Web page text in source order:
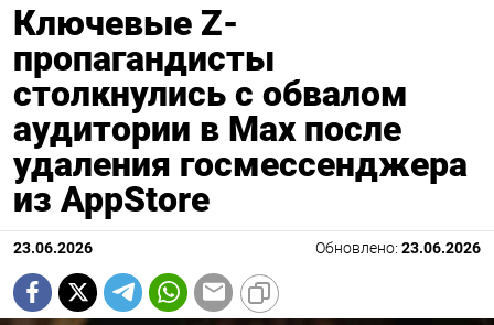
Ключевые Z-
пропагандисты
столкнулись с обвалом
аудитории в Мах после
удаления госмессенджера
из AppStore
23.06.2026 Обновлено: 23.06.2026